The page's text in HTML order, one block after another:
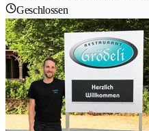
Geschlossen